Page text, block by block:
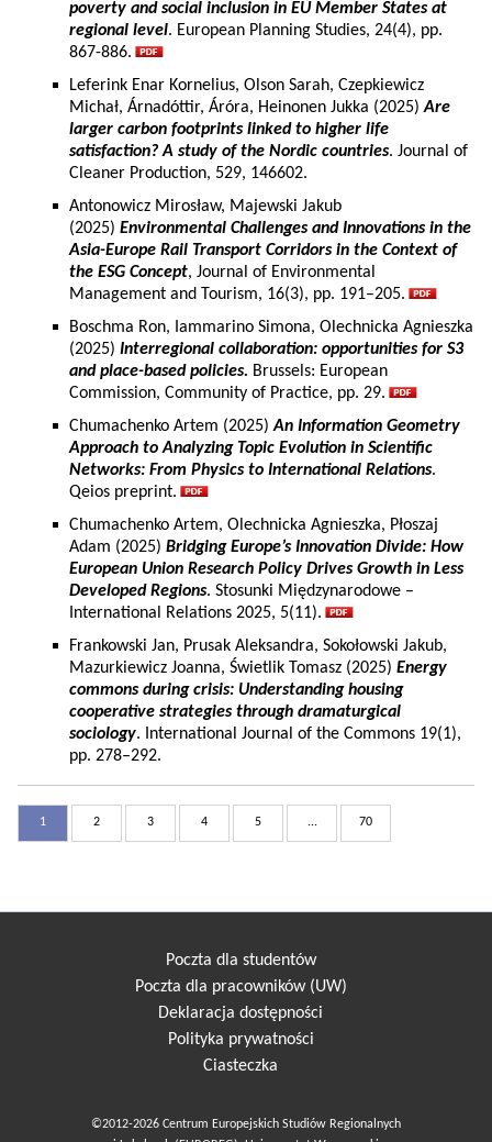
poverty and social inclusion in EU Member States at
regional level. European Planning Studies, 24(4), pp.
867-886.
Leferink Enar Kornelius, Olson Sarah, Czepkiewicz
Michał, Árnadóttir, Áróra, Heinonen Jukka (2025)Are
larger carbon footprints linked to higher life
satisfaction? A study of the Nordic countries. Journal of
Cleaner Production, 529, 146602.
Antonowicz Mirosław, Majewski Jakub
(2025) Environmental Challenges and Innovations in the
Asia-Europe Rail Transport Corridors in the Context of
the ESG Concept, Journal of Environmental
Management and Tourism, 16(3), pp. 191–205.
Boschma Ron, Iammarino Simona, Olechnicka Agnieszka
(2025) Interregional collaboration: opportunities for S3
and place-based policies. Brussels: European
Commission, Community of Practice, pp. 29.
Chumachenko Artem (2025)An Information Geometry
Approach to Analyzing Topic Evolution in Scientific
Networks: From Physics to International Relations.
Qeios preprint.
Chumachenko Artem, Olechnicka Agnieszka, Płoszaj
Adam (2025) Bridging Europe’s Innovation Divide: How
European Union Research Policy Drives Growth in Less
Developed Regions. Stosunki Międzynarodowe –
International Relations 2025, 5(11).
Frankowski Jan, Prusak Aleksandra, Sokołowski Jakub,
Mazurkiewicz Joanna, Świetlik Tomasz (2025) Energy
commons during crisis: Understanding housing
cooperative strategies through dramaturgical
sociology. International Journal of the Commons 19(1),
pp. 278–292.
1 2 3 4 5 ... 70
Poczta dla studentów
Poczta dla pracowników (UW)
Deklaracja dostępności
Polityka prywatności
Ciasteczka
©2012-2026 Centrum Europejskich Studiów Regionalnych